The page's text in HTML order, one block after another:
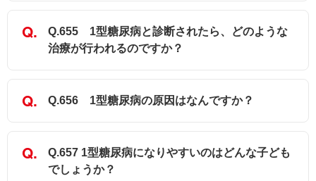
Q.655 1型糖尿病と診断されたら、どのような
治療が行われるのですか？
Q.656 1型糖尿病の原因はなんですか？
Q.657 1型糖尿病になりやすいのはどんな子ども
でしょうか？